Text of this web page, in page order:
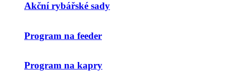
Akční rybářské sady
Program na feeder
Program na kapry